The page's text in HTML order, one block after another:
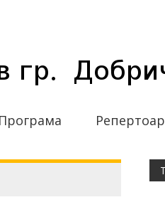
Програма Репертоар